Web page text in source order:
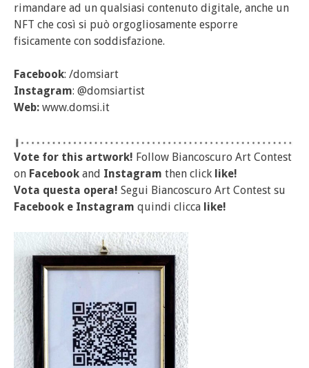
rimandare ad un qualsiasi contenuto digitale, anche un
NFT che così si può orgogliosamente esporre
fisicamente con soddisfazione.
Facebook: /domsiart
Instagram: @domsiartist
Web: www.domsi.it
Vote for this artwork! Follow Biancoscuro Art Contest
on Facebook and Instagram then click like!
Vota questa opera! Segui Biancoscuro Art Contest su
Facebook e Instagram quindi clicca like!